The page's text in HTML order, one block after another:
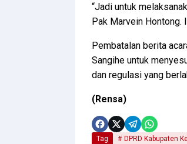
“Jadi untuk
Pak Marvein Hontong.
Pembatalan berita
Sangihe untuk
dan regulasi yang
(Rensa)
Tag DPRD Kabupaten